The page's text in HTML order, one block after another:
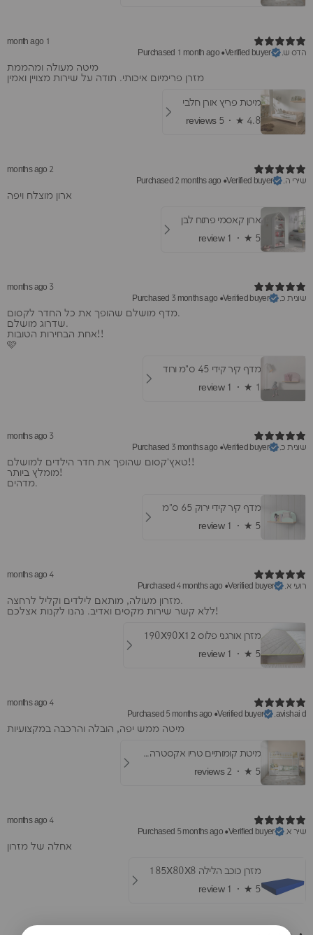
1 month ago
הדס ש.
Verified buyer
•
Purchased 1 month ago
מיטה מעולה ומהממת
מזרן פרימיום איכותי. תודה על שירות מצויין ואמין
מיטת פריץ אורן חלבי
4.8
★ ·
5 reviews
2 months ago
שירי ה.
Verified buyer
•
Purchased 2 months ago
ארון מוצלח ויפה
ארון קאסמי פתוח לבן
5
★ ·
1 review
3 months ago
שונית כ.
Verified buyer
•
Purchased 3 months ago
מדף מושלם שהופך את כל החדר לקסום.
שדרוג מושלם.
אחת הבחירות הטובות!!
🩷
מדף קיר קידי 45 ס"מ ורוד
1
★ ·
1 review
3 months ago
שונית כ.
Verified buyer
•
Purchased 3 months ago
​טאץ'קסום שהופך את חדר הילדים למושלם!!
מומלץ ביותר!
מדהים.
מדף קיר קידי ירוק 65 ס"מ
5
★ ·
1 review
4 months ago
רועי א.
Verified buyer
•
Purchased 4 months ago
​מזרון מעולה, מותאם לילדים וקליל לרחצה.
ללא קשר שירות מקסים ואדיב. נהנו לקנות אצלכם!
מזרן אורגני פלוס 190X90X12
5
★ ·
1 review
4 months ago
avishai d.
Verified buyer
•
Purchased 5 months ago
​מיטה ממש יפה, הובלה והרכבה במקצועיות
מיטת קומותיים טריו אקסטרה- עם מיטת חבר ומגירות
5
★ ·
2 reviews
4 months ago
שיר א.
Verified buyer
•
Purchased 5 months ago
אחלה של מזרון
מזרן כוכב הלילה 185X80X8
5
★ ·
1 review